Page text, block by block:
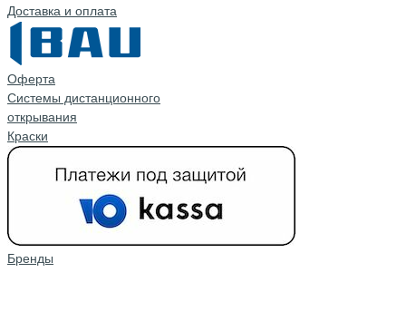
Доставка и оплата
Оферта
Системы дистанционного
открывания
Краски
Бренды